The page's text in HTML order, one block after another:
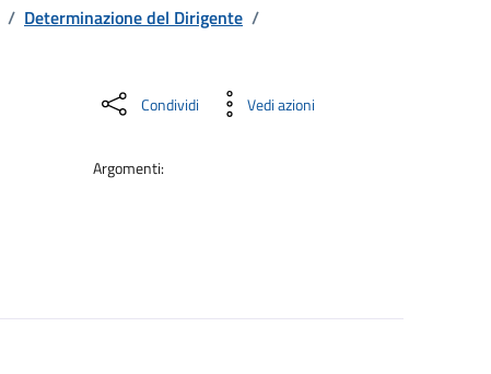
/ Determinazione del Dirigente /
Condividi Vedi azioni
Argomenti: